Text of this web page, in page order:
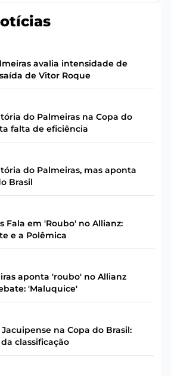
avalia intensidade de
de Vitor Roque
do Palmeiras na Copa do
falta de eficiência
do Palmeiras, mas aponta
Brasil
Fala em 'Roubo' no Allianz:
e a Polêmica
aponta 'roubo' no Allianz
'Maluquice'
na Copa do Brasil:
classificação